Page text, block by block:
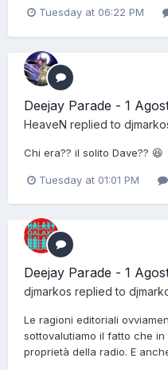
Tuesday at 06:22 PM
Deejay Parade - 1
HeaveN replied to
Chi era?? il solito Dave?? 😆
Tuesday at 01:01 PM
Deejay Parade - 1
djmarkos replied to
Le ragioni editoriali
sottovalutiamo il fatto che
proprietà della radio. E